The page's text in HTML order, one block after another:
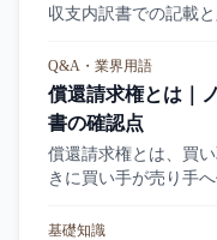
収支内訳書での記載
のポイントを整理しま
Q&A・業界用語
償還請求権とは｜
書の確認点
償還請求権とは、買
きに買い手が売り手
そしてノンリコース
基礎知識